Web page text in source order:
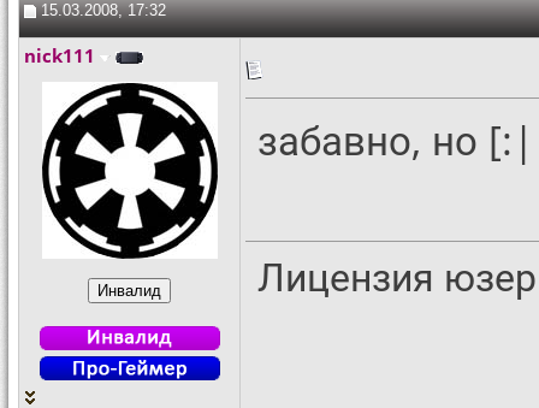
15.03.2008, 17:32
nick111
забавно, но
Лицензия